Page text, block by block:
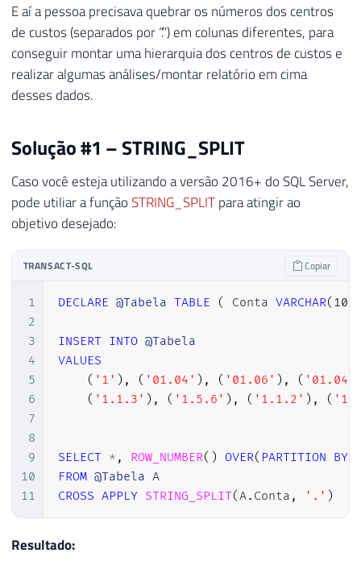
E aí a pessoa precisava quebrar os números dos centros
de custos (separados por “.”) em colunas diferentes, para
conseguir montar uma hierarquia dos centros de custos e
realizar algumas análises/montar relatório em cima
desses dados.
Solução #1 – STRING_SPLIT
Caso você esteja utilizando a versão 2016+ do SQL Server,
pode utiliar a funçãoSTRING_SPLITpara atingir ao
objetivo desejado:
TRANSACT-SQL Copiar
1
2
3
4
5
6
7
8
9
10
11
DECLARE @Tabela TABLE ( Conta VARCHAR( 100
INSERT INTO @Tabela
VALUES
( '1' ) , ( '01.04' ) , ( '01.06' ) , (
( '1.1.3' ) , ( '1.5.6' ) , ( '1.1.2' ) , (
SELECT * , ROW_NUMBER( ) OVER( PARTITION BY
FROM @Tabela
A
CROSS APPLY STRING_SPLIT(A. Conta , '.' )
Resultado: